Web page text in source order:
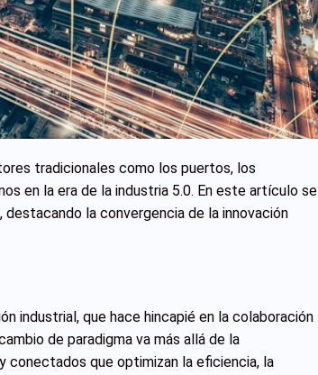
tradicionales como los puertos, los
en la era de la industria 5.0. En este artículo se
la convergencia de la innovación
industrial, que hace hincapié en la colaboración
de paradigma va más allá de la
que optimizan la eficiencia, la